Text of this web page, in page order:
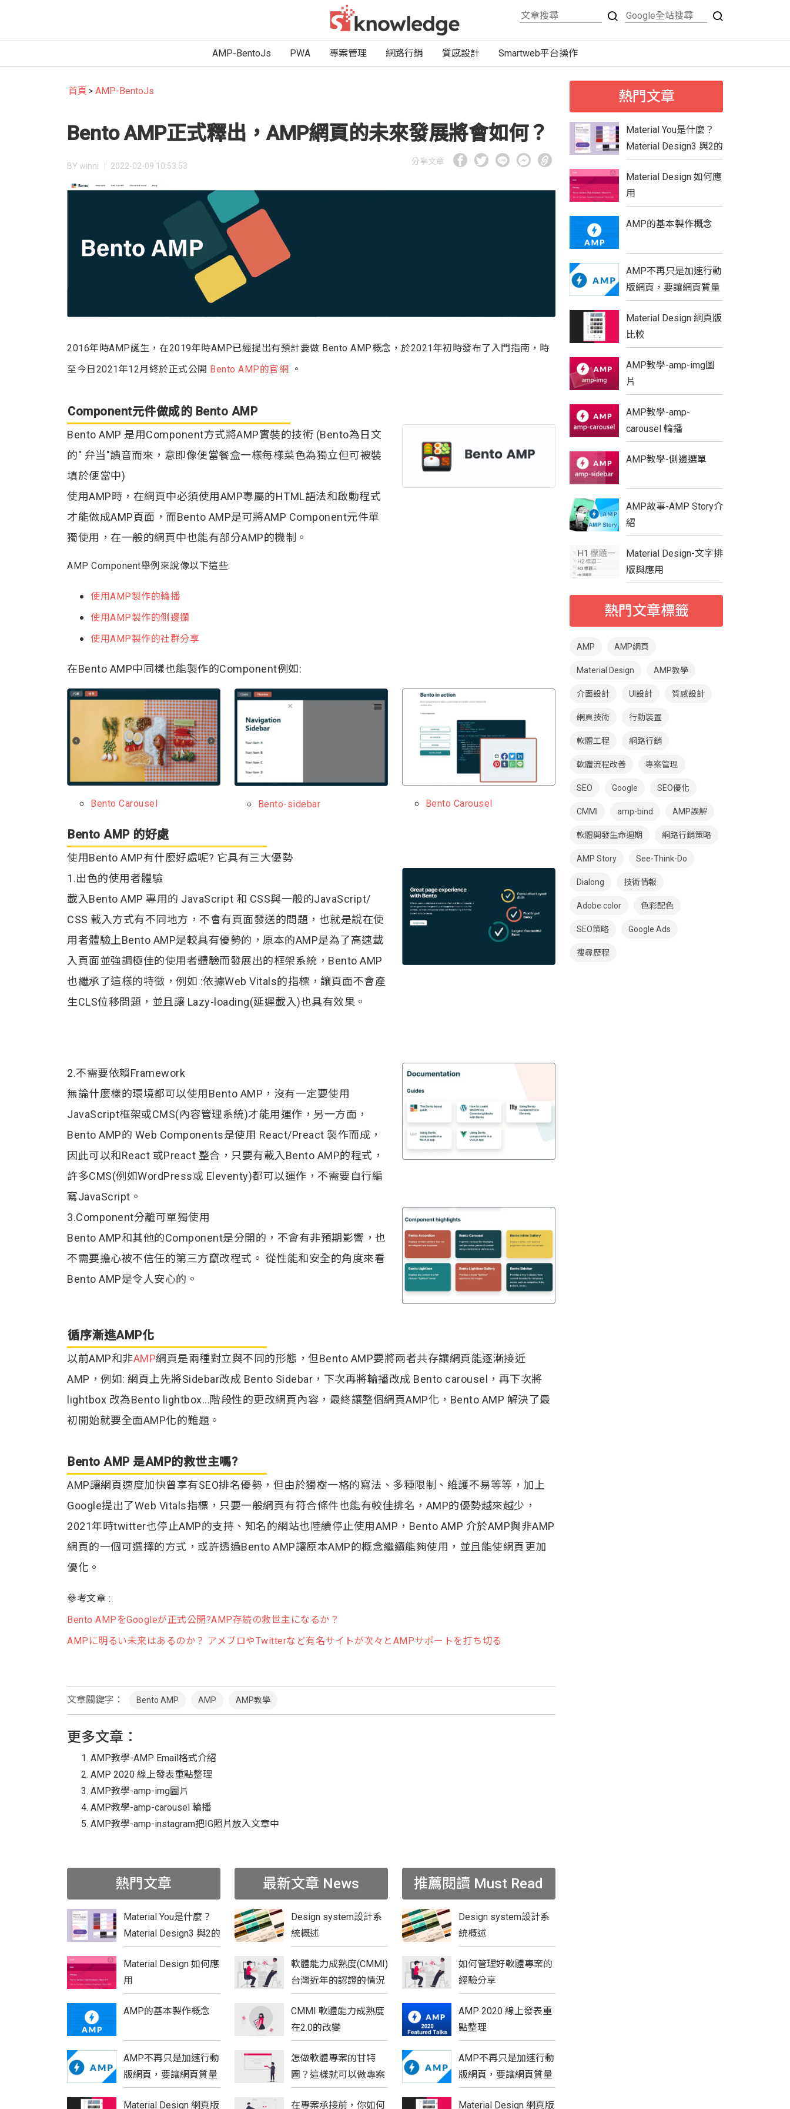
AMP-BentoJs PWA 專案管理 網路行銷 質感設計 Smartweb平台操作
首頁 AMP-BentoJs
Bento AMP正式釋出，AMP網頁的未來發展將會如何？
BY winni │ 2022-02-09 10:53:53 分享文章
2016年時AMP誕生，在2019年時AMP已經提出有預計要做 Bento AMP概念，於2021年初時發布了入門指南，時
至今日2021年12月終於正式公開 Bento AMP的官網 。
Component元件做成的 Bento AMP
Bento AMP 是用Component方式將AMP實裝的技術 (Bento為日文
的" 弁当"讀音而來，意即像便當餐盒一樣每樣菜色為獨立但可被裝
填於便當中)
使用AMP時，在網頁中必須使用AMP專屬的HTML語法和啟動程式
才能做成AMP頁面，而Bento AMP是可將AMP Component元件單
獨使用，在一般的網頁中也能有部分AMP的機制。
AMP Component舉例來說像以下這些:
使用AMP製作的輪播
使用AMP製作的側邊攔
使用AMP製作的社群分享
在Bento AMP中同樣也能製作的Component例如:
Bento Carousel Bento-sidebar Bento Carousel
Bento AMP 的好處
使用Bento AMP有什麼好處呢? 它具有三大優勢
1.出色的使用者體驗
載入Bento AMP 專用的 JavaScript 和 CSS與一般的JavaScript/
CSS 載入方式有不同地方，不會有頁面發送的問題，也就是說在使
用者體驗上Bento AMP是較具有優勢的，原本的AMP是為了高速載
入頁面並強調極佳的使用者體驗而發展出的框架系統，Bento AMP
也繼承了這樣的特徵，例如 :依據Web Vitals的指標，讓頁面不會產
生CLS位移問題，並且讓 Lazy-loading(延遲載入)也具有效果。
2.不需要依賴Framework
無論什麼樣的環境都可以使用Bento AMP，沒有一定要使用
JavaScript框架或CMS(內容管理系統)才能用運作，另一方面，
Bento AMP的 Web Components是使用 React/Preact 製作而成，
因此可以和React 或Preact 整合，只要有載入Bento AMP的程式，
許多CMS(例如WordPress或 Eleventy)都可以運作，不需要自行編
寫JavaScript。
3.Component分離可單獨使用
Bento AMP和其他的Component是分開的，不會有非預期影響，也
不需要擔心被不信任的第三方竄改程式。 從性能和安全的角度來看
Bento AMP是令人安心的。
循序漸進AMP化
以前AMP和非AMP網頁是兩種對立與不同的形態，但Bento AMP要將兩者共存讓網頁能逐漸接近
AMP，例如: 網頁上先將Sidebar改成 Bento Sidebar，下次再將輪播改成 Bento carousel，再下次將
lightbox 改為Bento lightbox...階段性的更改網頁內容，最終讓整個網頁AMP化，Bento AMP 解決了最
初開始就要全面AMP化的難題。
Bento AMP 是AMP的救世主嗎?
AMP讓網頁速度加快曾享有SEO排名優勢，但由於獨樹一格的寫法、多種限制、維護不易等等，加上
Google提出了Web Vitals指標，只要一般網頁有符合條件也能有較佳排名，AMP的優勢越來越少，
2021年時twitter也停止AMP的支持、知名的網站也陸續停止使用AMP，Bento AMP 介於AMP與非AMP
網頁的一個可選擇的方式，或許透過Bento AMP讓原本AMP的概念繼續能夠使用，並且能使網頁更加
優化。
參考文章 :
Bento AMPをGoogleが正式公開?AMP存続の救世主になるか？
AMPに明るい未来はあるのか？ アメブロやTwitterなど有名サイトが次々とAMPサポートを打ち切る
文章關鍵字： Bento AMP AMP AMP教學
更多文章：
AMP教學-AMP Email格式介紹
AMP 2020 線上發表重點整理
AMP教學-amp-img圖片
AMP教學-amp-carousel 輪播
AMP教學-amp-instagram把IG照片放入文章中
熱門文章
Material You是什麼？
Material Design3 與2的
比較
Material Design 如何應
用
AMP的基本製作概念
AMP不再只是加速行動
版網頁，要讓網頁質量
更具優勢
Material Design 網頁版
最新文章 News
Design system設計系
統概述
軟體能力成熟度(CMMI)
台灣近年的認證的情況
CMMI 軟體能力成熟度
在2.0的改變
怎做軟體專案的甘特
圖？這樣就可以做專案
管控工作嗎？
在專案承接前，你如何
推薦閱讀 Must Read
Design system設計系
統概述
如何管理好軟體專案的
經驗分享
AMP 2020 線上發表重
點整理
AMP不再只是加速行動
版網頁，要讓網頁質量
更具優勢
Material Design 網頁版
熱門文章
Material You是什麼？
Material Design3 與2的
比較
Material Design 如何應
用
AMP的基本製作概念
AMP不再只是加速行動
版網頁，要讓網頁質量
更具優勢
Material Design 網頁版
比較
AMP教學-amp-img圖
片
AMP教學-amp-
carousel 輪播
AMP教學-側邊選單
AMP故事-AMP Story介
紹
Material Design-文字排
版與應用
熱門文章標籤
AMP AMP網頁
Material Design AMP教學
介面設計 UI設計 質感設計
網頁技術 行動裝置
軟體工程 網路行銷
軟體流程改善 專案管理
SEO Google SEO優化
CMMI amp-bind AMP誤解
軟體開發生命週期 網路行銷策略
AMP Story See-Think-Do
Dialong 技術情報
Adobe color 色彩配色
SEO策略 Google Ads
搜尋歷程